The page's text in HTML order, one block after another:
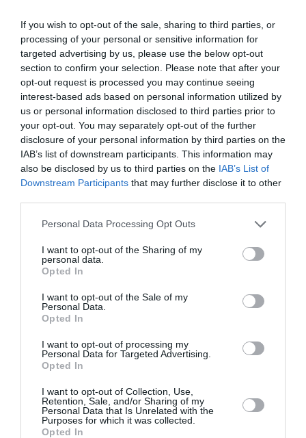
If you wish to opt-out of the sale, sharing to third parties, or
processing of your personal or sensitive information for
targeted advertising by us, please use the below opt-out
section to confirm your selection. Please note that after your
opt-out request is processed you may continue seeing
interest-based ads based on personal information utilized by
us or personal information disclosed to third parties prior to
your opt-out. You may separately opt-out of the further
disclosure of your personal information by third parties on the
IAB’s list of downstream participants. This information may
also be disclosed by us to third parties on the IAB’s List of
Downstream Participants that may further disclose it to other
Personal Data Processing Opt Outs
I want to opt-out of the Sharing of my
personal data.
Opted In
I want to opt-out of the Sale of my
Personal Data.
Opted In
I want to opt-out of processing my
Personal Data for Targeted Advertising.
Opted In
I want to opt-out of Collection, Use,
Retention, Sale, and/or Sharing of my
Personal Data that Is Unrelated with the
Purposes for which it was collected.
Opted In
Πολιτισμό στοCulturenow.gr
Νέοι Διαγωνισμοί❯
Tags
ΑΡΧΑΙΟ ΔΡΑΜΑ
ΘΕΑΤΡΙΚΕΣ ΠΑΡΑΣΤΑΣΕΙΣ 2022 - 2023
ΚΛΕΟΠΑΤΡΑ ΜΑΡΚΟΥ
Newsletter
Κάθε βδομάδα στο e-mail σας τα τελευταία νέα για
την Τέχνη και τον Πολιτισμό!
Ακολουθήστε το Culturenow.gr
Σχετικά Άρθρα